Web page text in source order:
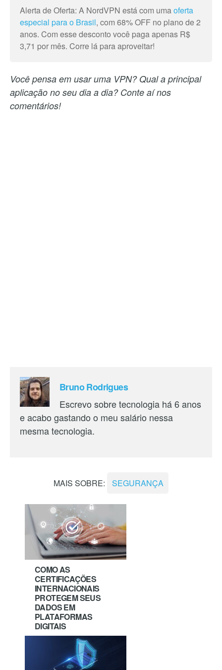
Alerta de Oferta: A NordVPN está com umaoferta
especial para o Brasil, com 68% OFF no plano de 2
anos. Com esse desconto você paga apenas R$
3,71 por mês. Corre lá para aproveitar!
Você pensa em usar uma VPN? Qual a principal
aplicação no seu dia a dia? Conte aí nos
comentários!
Bruno Rodrigues
Escrevo sobre tecnologia há 6 anos
e acabo gastando o meu salário nessa
mesma tecnologia.
MAIS SOBRE: SEGURANÇA
COMO AS
CERTIFICAÇÕES
INTERNACIONAIS
PROTEGEM SEUS
DADOS EM
PLATAFORMAS
DIGITAIS